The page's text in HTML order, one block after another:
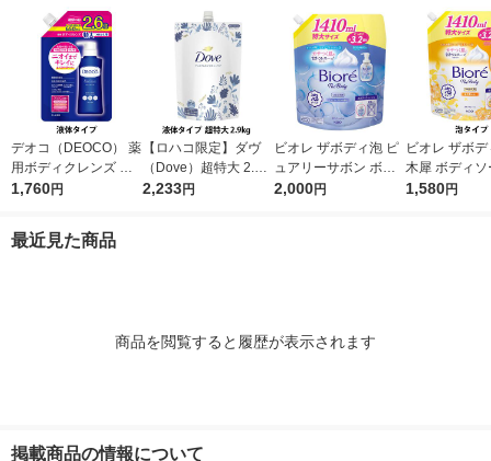
デオコ（DEOCO） 薬
用ボディクレンズ 詰
め替え 大容量 650g
1,760円
【ロハコ限定】ダヴ
（Dove）超特大 2.9k
g 液体 ボディウォッ
2,233円
ビオレ ザボディ泡 ピ
ュアリーサボン ボデ
ィソープ 詰替特大 14
2,000円
ビオレ ザボ
木犀 ボディソ
替 1410ml 花
1,580円
最近見た商品
商品を閲覧すると履歴が表示されます
掲載商品の情報について